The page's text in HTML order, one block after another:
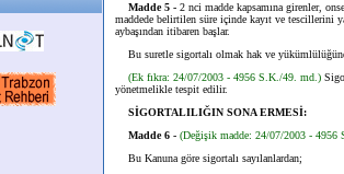
Madde 5 - 2 nci madde kapsamına girenler,
maddede belirtilen süre içinde kayıt ve tescillerini
aybaşından itibaren başlar.
Bu suretle sigortalı olmak hak ve
(Ek fıkra: 24/07/2003 - 4956 S.K./49. md.)
yönetmelikle tespit edilir.
SİGORTALILIĞIN SONA ERMESİ:
Madde 6 - (Değişik madde: 24/07/2003 - 4956
Bu Kanuna göre sigortalı sayılanlardan;